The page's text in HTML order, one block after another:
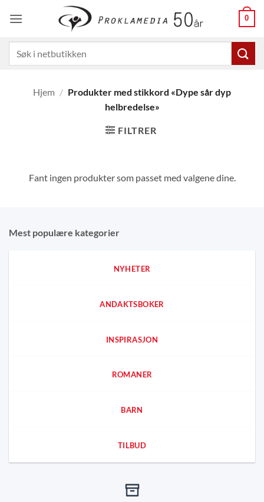
0
etter:
Hjem / Produkter med stikkord «Dype sår dyp
helbredelse»
FILTRER
Fant ingen produkter som passet med valgene dine.
Mest populære kategorier
NYHETER
ANDAKTSBOKER
INSPIRASJON
ROMANER
BARN
TILBUD